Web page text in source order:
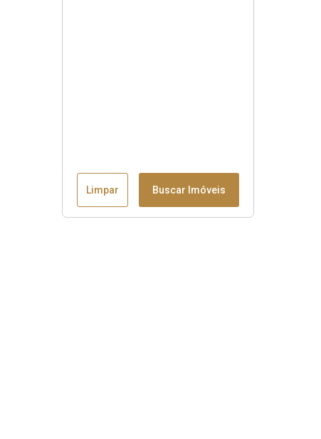
Limpar Buscar Imóveis